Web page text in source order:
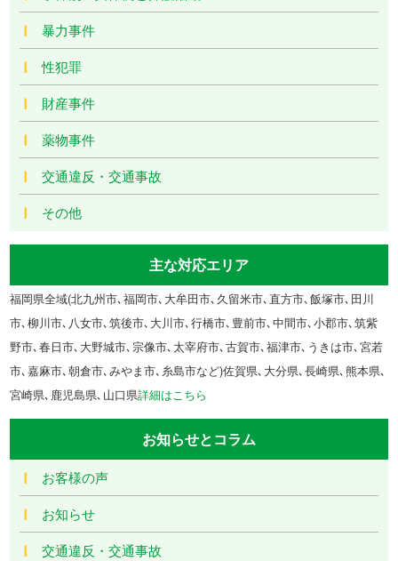
暴力事件
性犯罪
財産事件
薬物事件
交通違反・交通事故
その他
主な対応エリア
福岡県全域(北九州市､福岡市､大牟田市､久留米市､直方市､飯塚市､田川
市､柳川市､八女市､筑後市､大川市､行橋市､豊前市､中間市､小郡市､筑紫
野市､春日市､大野城市､宗像市､太宰府市､古賀市､福津市､うきは市､宮若
市､嘉麻市､朝倉市､みやま市､糸島市など)佐賀県､大分県､長崎県､熊本県､
宮崎県､鹿児島県､山口県詳細はこちら
お知らせとコラム
お客様の声
お知らせ
交通違反・交通事故